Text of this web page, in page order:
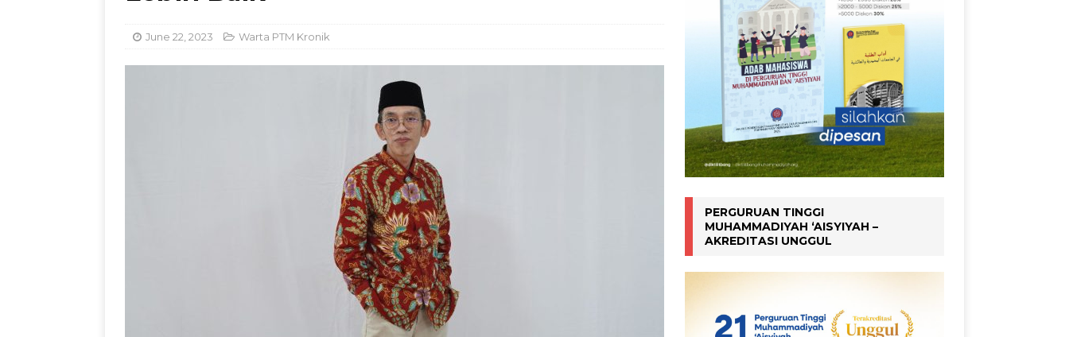
June 22, 2023 Warta PTM Kronik
PERGURUAN TINGGI
MUHAMMADIYAH ‘AISYIYAH –
AKREDITASI UNGGUL